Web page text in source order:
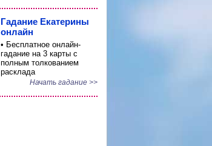
Гадание Екатерины
онлайн
• Бесплатное онлайн-
гадание на 3 карты с
полным толкованием
расклада
Начать гадание >>